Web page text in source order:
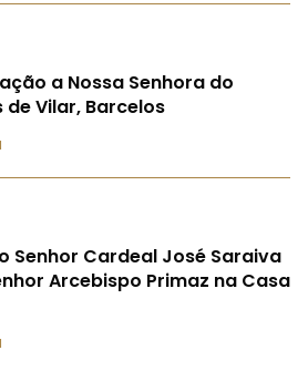
a Nossa Senhora do
Vilar, Barcelos
Senhor Cardeal José Saraiva
Arcebispo Primaz na Casa